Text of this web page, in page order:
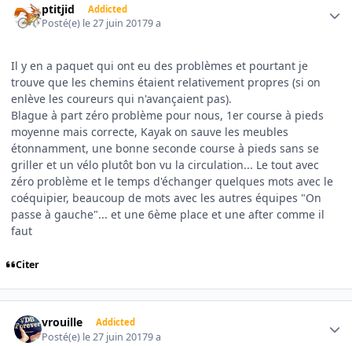
ptitjid Addicted
Posté(e) le 27 juin 20179 a
Il y en a paquet qui ont eu des problèmes et pourtant je
trouve que les chemins étaient relativement propres (si on
enlève les coureurs qui n'avançaient pas).
Blague à part zéro problème pour nous, 1er course à pieds
moyenne mais correcte, Kayak on sauve les meubles
étonnamment, une bonne seconde course à pieds sans se
griller et un vélo plutôt bon vu la circulation... Le tout avec
zéro problème et le temps d'échanger quelques mots avec le
coéquipier, beaucoup de mots avec les autres équipes "On
passe à gauche"... et une 6ème place et une after comme il
faut
Citer
vrouille Addicted
Posté(e) le 27 juin 20179 a